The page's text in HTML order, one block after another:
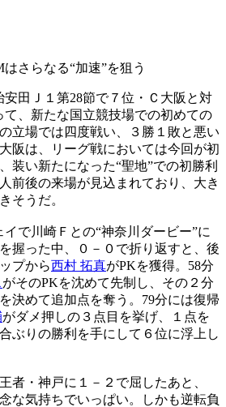
さらなる“加速”を狙う
安田Ｊ１第28節で７位・Ｃ大阪と対
、新たな国立競技場での初めての
立場では四度戦い、３勝１敗と悪い
阪は、リーグ戦においては今回が初
装い新たになった“聖地”での初勝利
前後の来場が見込まれており、大き
そうだ。
で川崎Ｆとの“神奈川ダービー”に
握った中、０－０で折り返すと、後
プから西村 拓真がPKを獲得。58分
がそのPKを沈めて先制し、その２分
決めて追加点を奪う。79分には復帰
がダメ押しの３点目を挙げ、１点を
ぶりの勝利を手にして６位に浮上し
者・神戸に１－２で屈したあと、
な気持ちでいっぱい。しかも逆転負